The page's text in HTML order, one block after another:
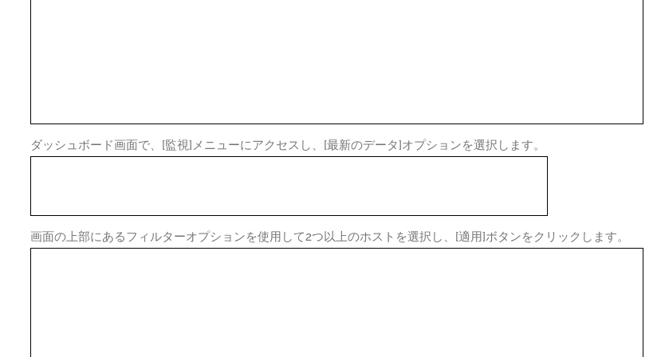
ダッシュボード画面で、[監視]メニューにアクセスし、[最新のデータ]オプションを選択します。
画面の上部にあるフィルターオプションを使用して2つ以上のホストを選択し、[適用]ボタンをクリックします。